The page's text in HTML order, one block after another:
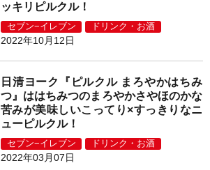
ッキリピルクル！
セブン−イレブン ドリンク・お酒
2022年10月12日
日清ヨーク『ピルクル まろやかはちみ
つ』ははちみつのまろやかさやほのかな
苦みが美味しいこってり×すっきりなニ
ューピルクル！
セブン−イレブン ドリンク・お酒
2022年03月07日